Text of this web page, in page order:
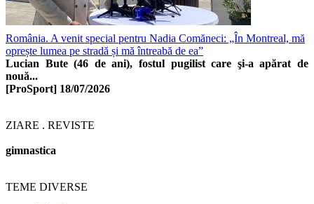
România. A venit special pentru Nadia Comăneci: „În Montreal, mă
oprește lumea pe stradă și mă întreabă de ea”
Lucian Bute (46 de ani), fostul pugilist care şi-a apărat de
nouă...
[ProSport] 18/07/2026
ZIARE . REVISTE
gimnastica
TEME DIVERSE